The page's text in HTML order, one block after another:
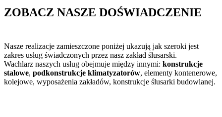
ZOBACZ NASZE DOŚWIADCZENIE
Nasze realizacje zamieszczone poniżej ukazują jak szeroki jest
zakres usług świadczonych przez nasz zakład ślusarski.
Wachlarz naszych usług obejmuje między innymi: konstrukcje
stalowe, podkonstrukcje klimatyzatorów, elementy kontenerowe,
kolejowe, wyposażenia zakładów, konstrukcje ślusarki budowlanej.